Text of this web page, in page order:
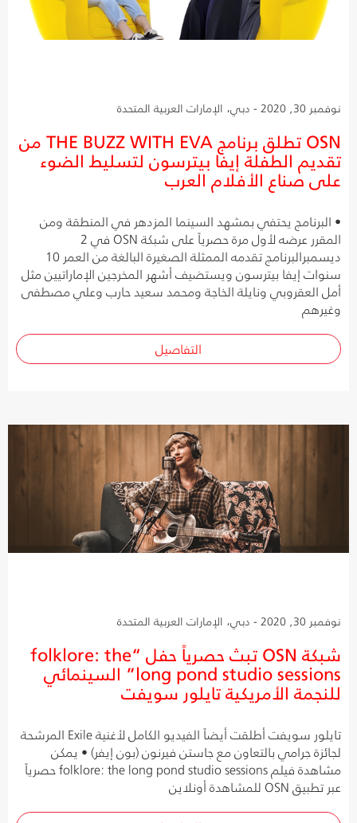
نوفمبر 30, 2020 - دبي، الإمارات العربية المتحدة
OSN تطلق برنامج THE BUZZ WITH EVA من
تقديم الطفلة إيفا بيترسون لتسليط الضوء
على صناع الأفلام العرب
• البرنامج يحتفي بمشهد السينما المزدهر في المنطقة ومن
المقرر عرضه لأول مرة حصرياً على شبكة OSN في 2
ديسمبرالبرنامج تقدمه الممثلة الصغيرة البالغة من العمر 10
سنوات إيفا بيترسون ويستضيف أشهر المخرجين الإماراتيين مثل
أمل العقروبي ونايلة الخاجة ومحمد سعيد حارب وعلي مصطفى
وغيرهم
التفاصيل
نوفمبر 30, 2020 - دبي، الإمارات العربية المتحدة
شبكة OSN تبث حصرياً حفل “folklore: the
long pond studio sessions” السينمائي
للنجمة الأمريكية تايلور سويفت
تايلور سويفت أطلقت أيضاً الفيديو الكامل لأغنية Exile المرشحة
لجائزة جرامي بالتعاون مع جاستن فيرنون (بون إيفر) • يمكن
مشاهدة فيلم folklore: the long pond studio sessions حصرياً
عبر تطبيق OSN للمشاهدة أونلاين